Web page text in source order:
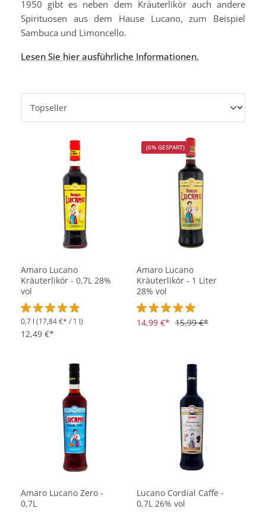
1950 gibt es neben dem Kräuterlikör auch andere
Spirituosen aus dem Hause Lucano, zum Beispiel
Sambuca und Limoncello.
Lesen Sie hier ausführliche Informationen.
Amaro Lucano
Kräuterlikör - 0,7L 28%
vol
Durchschnittliche Bewertung von 4.9 von 5 Sternen
0.7 l (17,84 €* / 1 l)
12,49 €*
(6% GESPART)
Amaro Lucano
Kräuterlikör - 1 Liter
28% vol
Durchschnittliche Bewertung
14,99 €* 15,99 €*
Amaro Lucano Zero -
0,7L
Lucano Cordial Caffe -
0,7L 26% vol